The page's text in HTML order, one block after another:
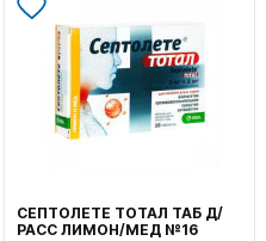
СЕПТОЛЕТЕ ТОТАЛ ТАБ Д/
РАСС ЛИМОН/МЕД №16